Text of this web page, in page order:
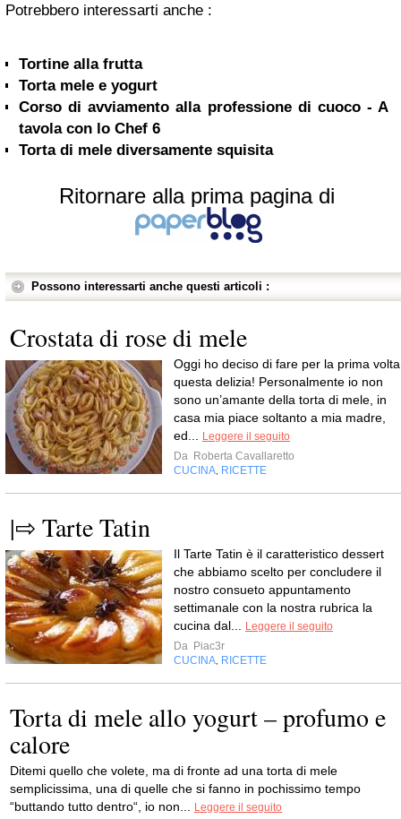
Potrebbero interessarti anche :
Tortine alla frutta
Torta mele e yogurt
Corso di avviamento alla professione di cuoco - A
tavola con lo Chef 6
Torta di mele diversamente squisita
Ritornare alla prima pagina di
Possono interessarti anche questi articoli :
Crostata di rose di mele
Oggi ho deciso di fare per la prima volta
questa delizia! Personalmente io non
sono un’amante della torta di mele, in
casa mia piace soltanto a mia madre,
ed...
Leggere il seguito
Da Roberta Cavallaretto
CUCINA RICETTE
|⇨ Tarte Tatin
Il Tarte Tatin è il caratteristico dessert
che abbiamo scelto per concludere il
nostro consueto appuntamento
settimanale con la nostra rubrica la
cucina dal...
Leggere il seguito
Da Piac3r
CUCINA RICETTE
Torta di mele allo yogurt – profumo e
calore
Ditemi quello che volete, ma di fronte ad una torta di mele
semplicissima, una di quelle che si fanno in pochissimo tempo
“buttando tutto dentro“, io non...
Leggere il seguito